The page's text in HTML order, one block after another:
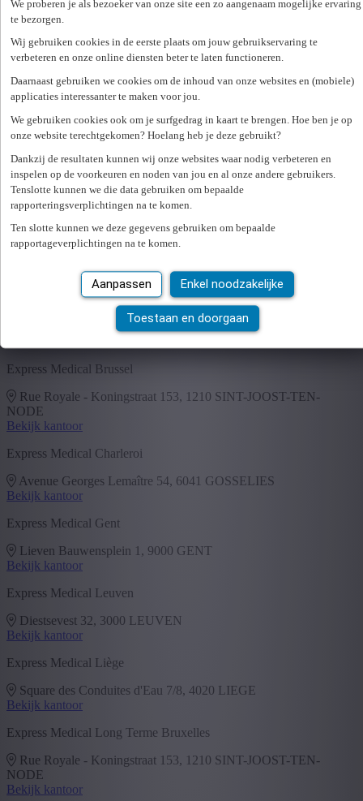
We proberen je als bezoeker van onze site een zo aangenaam mogelijke ervaring
te bezorgen.
Wij gebruiken cookies in de eerste plaats om jouw gebruikservaring te
verbeteren en onze online diensten beter te laten functioneren.
Daarnaast gebruiken we cookies om de inhoud van onze websites en (mobiele)
applicaties interessanter te maken voor jou.
We gebruiken cookies ook om je surfgedrag in kaart te brengen. Hoe ben je op
onze website terechtgekomen? Hoelang heb je deze gebruikt?
Dankzij de resultaten kunnen wij onze websites waar nodig verbeteren en
inspelen op de voorkeuren en noden van jou en al onze andere gebruikers.
Tenslotte kunnen we die data gebruiken om bepaalde
rapporteringsverplichtingen na te komen.
Ten slotte kunnen we deze gegevens gebruiken om bepaalde
rapportageverplichtingen na te komen.
Aanpassen Enkel noodzakelijke
Toestaan en doorgaan
Er is een fout opgetreden. Gelieve later opnieuw te proberen.
Zoek kantoor
Rue Royale - Koningstraat 153, 1210 SINT-JOOST-TEN-
NODE
Bekijk kantoor
Express Medical Antwerpen
Bekijk kantoor
Express Medical Brugge
Hoefijzerlaan 17 E, 8000 BRUGGE
Express Medical Brussel
Rue Royale - Koningstraat 153, 1210 SINT-JOOST-TEN-
NODE
Bekijk kantoor
Express Medical Charleroi
Avenue Georges Lemaître 54, 6041 GOSSELIES
Bekijk kantoor
Express Medical Gent
Lieven Bauwensplein 1, 9000 GENT
Bekijk kantoor
Express Medical Leuven
Diestsevest 32, 3000 LEUVEN
Bekijk kantoor
Express Medical Liège
Square des Conduites d'Eau 7/8, 4020 LIEGE
Bekijk kantoor
Express Medical Long Terme Bruxelles
Rue Royale - Koningstraat 153, 1210 SINT-JOOST-TEN-
NODE
Bekijk kantoor